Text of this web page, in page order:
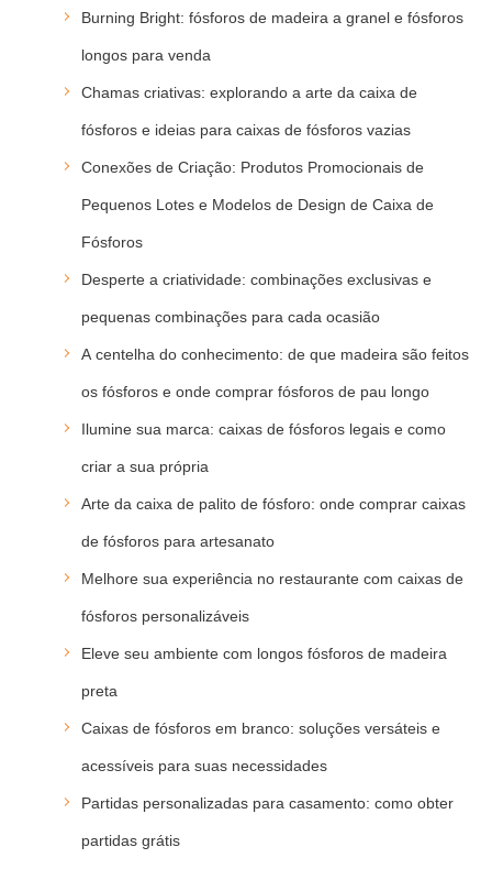
Burning Bright: fósforos de madeira a granel e fósforos
longos para venda
Chamas criativas: explorando a arte da caixa de
fósforos e ideias para caixas de fósforos vazias
Conexões de Criação: Produtos Promocionais de
Pequenos Lotes e Modelos de Design de Caixa de
Fósforos
Desperte a criatividade: combinações exclusivas e
pequenas combinações para cada ocasião
A centelha do conhecimento: de que madeira são feitos
os fósforos e onde comprar fósforos de pau longo
Ilumine sua marca: caixas de fósforos legais e como
criar a sua própria
Arte da caixa de palito de fósforo: onde comprar caixas
de fósforos para artesanato
Melhore sua experiência no restaurante com caixas de
fósforos personalizáveis
Eleve seu ambiente com longos fósforos de madeira
preta
Caixas de fósforos em branco: soluções versáteis e
acessíveis para suas necessidades
Partidas personalizadas para casamento: como obter
partidas grátis